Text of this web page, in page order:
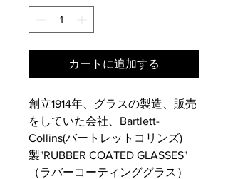
カートに追加する
創立1914年、グラスの製造、販売
をしていた会社、Bartlett-
Collins(バートレットコリンズ)
製"RUBBER COATED GLASSES"
（ラバーコーティンググラス）